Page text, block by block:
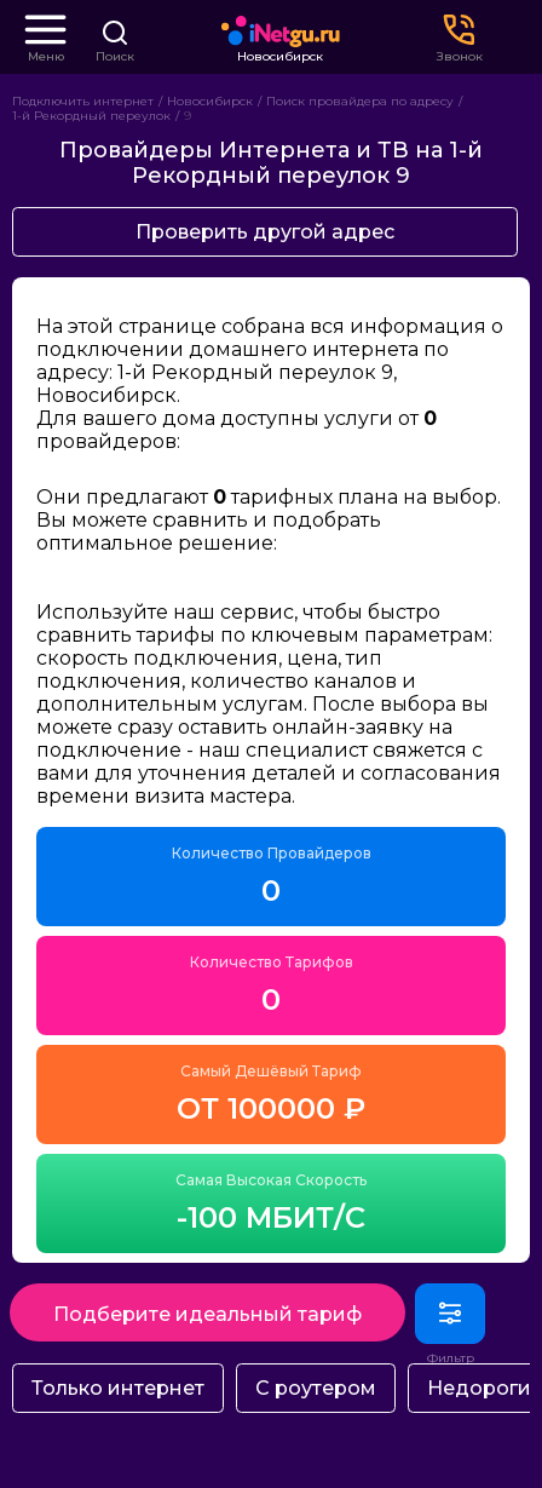
Меню Поиск Новосибирск Звонок
Подключить интернет Новосибирск
Поиск провайдера по адресу
1-й Рекордный переулок
9
Провайдеры Интернета и ТВ на 1-й
Рекордный переулок 9
Проверить другой адрес
На этой странице собрана вся информация о
подключении домашнего интернета по
адресу: 1-й Рекордный переулок 9,
Новосибирск.
Для вашего дома доступны услуги от 0
провайдеров:
Они предлагают 0тарифных плана на выбор.
Вы можете сравнить и подобрать
оптимальное решение:
Используйте наш сервис, чтобы быстро
сравнить тарифы по ключевым параметрам:
скорость подключения, цена, тип
подключения, количество каналов и
дополнительным услугам. После выбора вы
можете сразу оставить онлайн-заявку на
подключение - наш специалист свяжется с
вами для уточнения деталей и согласования
времени визита мастера.
Количество Провайдеров
0
Количество Тарифов
0
Самый Дешёвый Тариф
ОТ 100000 ₽
Самая Высокая Скорость
-100 МБИТ/С
Подберите идеальный тариф
Только интернет С роутером Недорогие